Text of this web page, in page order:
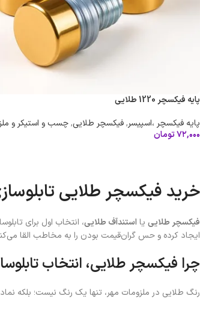
پایه فیکسچر 1220 طلایی
پایه فیکسچر ،اسپیسر,فیکسچر طلایی,چسب و استیکر و
۷۲,۰۰۰تومان
خرید فیکسچر طلایی
فیکسچر طلایی یا استندآف طلایی، انتخاب اول برای
ایجاد کرده و حس گران‌قیمت بودن را به مخاطب القا
چرا فیکسچر طلایی، انتخاب
رنگ طلایی در ملزومات مهر، تنها یک رنگ نیست؛ بلکه